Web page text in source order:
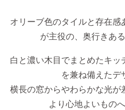
オリーブ色のタイルと存在感
が主役の、奥行きあ
白と濃い木目でまとめたキッ
を兼ね備えたデ
横長の窓からやわらかな光が
より心地よいもの